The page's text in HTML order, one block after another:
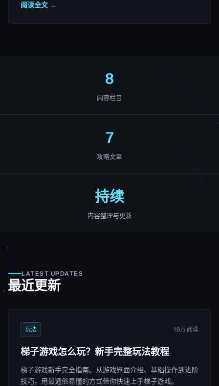
阅读全文 →
8
内容栏目
7
攻略文章
持续
内容整理与更新
LATEST UPDATES
最近更新
玩法 1.9万 阅读
梯子游戏怎么玩？新手完整玩法教程
梯子游戏新手完全指南。从游戏界面介绍、基础操作到进阶
技巧，用最通俗易懂的方式带你快速上手梯子游戏。